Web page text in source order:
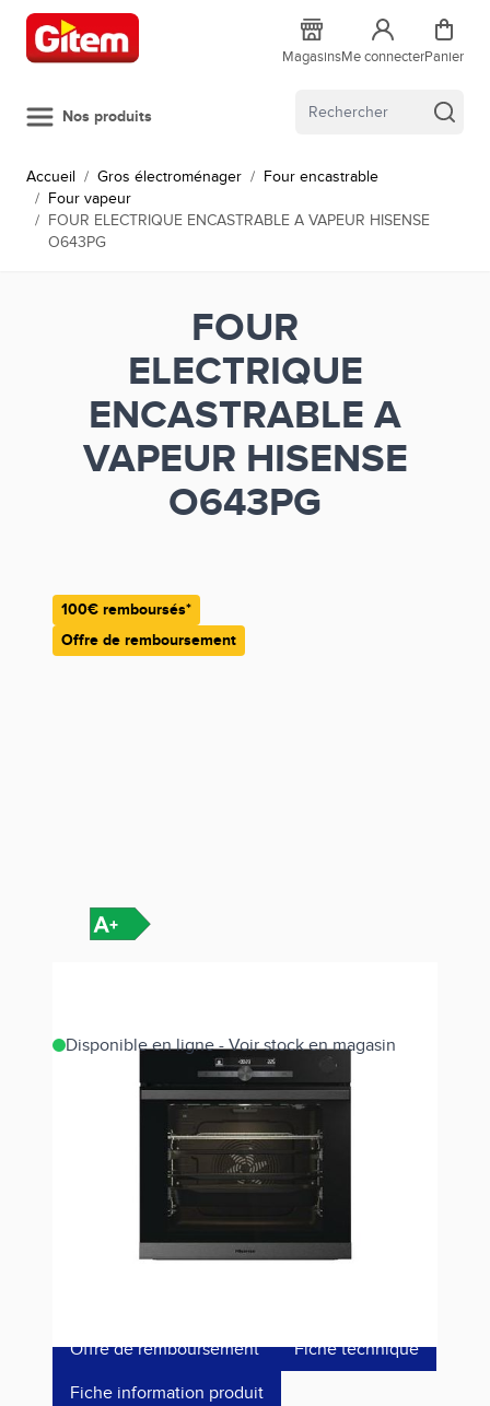
Allez au contenu
MagasinsMe connecterPanier
Nos produits
Accueil / Gros électroménager / Four encastrable
/ Four vapeur
/ FOUR ELECTRIQUE ENCASTRABLE A VAPEUR HISENSE
O643PG
FOUR
ELECTRIQUE
ENCASTRABLE A
VAPEUR HISENSE
O643PG
100€ remboursés*
Offre de remboursement
Disponible en ligne - Voir stock en magasin
Estimer les frais de port
O643PG
499,00 €
Offre de remboursement
Fiche technique
Fiche information produit